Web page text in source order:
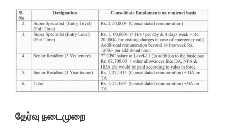
தேர்வு நடைமுறை